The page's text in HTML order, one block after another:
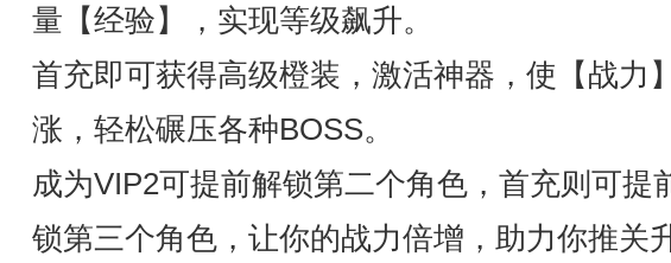
量【经验】，实现等级飙升。
首充即可获得高级橙装，激活神器，使【战力
涨，轻松碾压各种BOSS。
成为VIP2可提前解锁第二个角色，首充则可提
锁第三个角色，让你的战力倍增，助力你推关